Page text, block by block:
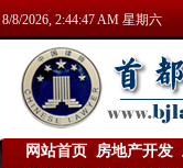
8/8/2026, 2:44:48 AM 星期六
网站首页 房地产开发